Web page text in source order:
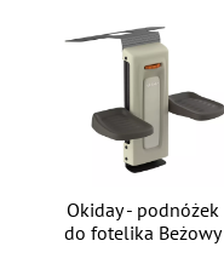
Okiday - podnóżek
do fotelika Beżowy